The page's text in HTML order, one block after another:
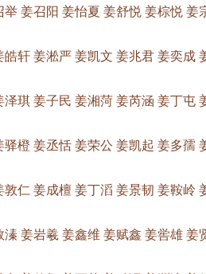
姜召阳 姜怡夏 姜舒悦 姜棕悦 姜
轩 姜淞严 姜凯文 姜兆君 姜奕成
琪 姜子民 姜湘菏 姜芮涵 姜丁屯
橙 姜丞恬 姜荣公 姜凯起 姜多孺
仁 姜成檀 姜丁滔 姜景韧 姜鞍岭
姜岩羲 姜鑫维 姜赋鑫 姜喾雄 姜